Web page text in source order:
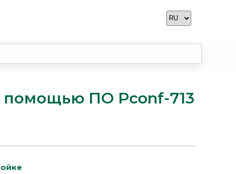
помощью ПО Pconf-713